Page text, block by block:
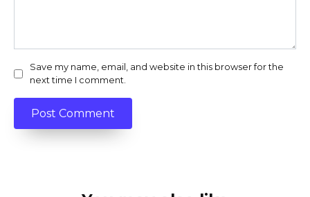
Save my name, email, and website in this browser for the
next time I comment.